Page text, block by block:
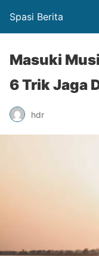
Spasi Berita
Masuki
6 Trik Jaga
hdr